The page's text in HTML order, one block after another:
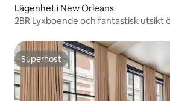
Lägenhet i New Orleans
2BR Lyxboende och fantastisk utsikt
Superhost
Superhost